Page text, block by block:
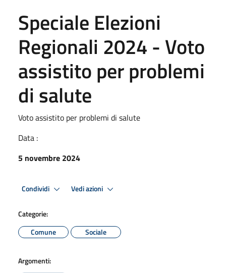
Speciale Elezioni
Regionali 2024 - Voto
assistito per problemi
di salute
Voto assistito per problemi di salute
Data :
5 novembre 2024
Condividi Vedi azioni
Categorie:
Comune
Sociale
Argomenti: